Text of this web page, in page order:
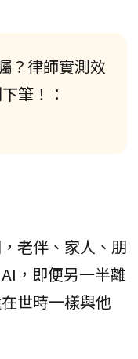
？律師實測效
筆！：
老伴、家人、朋
，即便另一半離
世時一樣與他